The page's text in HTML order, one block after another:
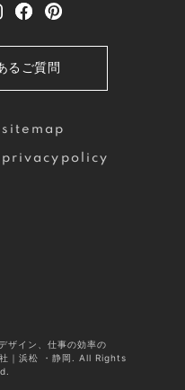
sitemap
privacypolicy
るご質問
イン、仕事の効率の
｜浜松 ・静岡. All Rights